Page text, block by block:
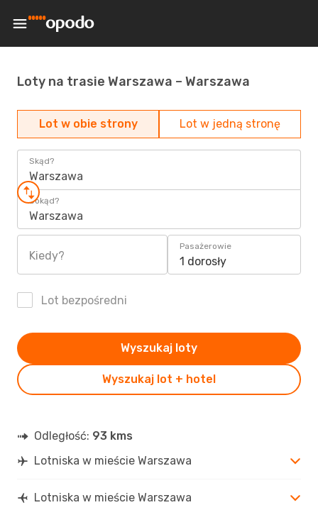
Loty na trasie Warszawa – Warszawa
Lot w obie strony Lot w jedną stronę
Skąd?
Warszawa
Dokąd?
Warszawa
Kiedy?
Pasażerowie
1 dorosły
Lot bezpośredni
Wyszukaj lot + hotel
Wyszukaj loty
Odległość: 93 kms
Lotniska w mieście Warszawa
Lotniska w mieście Warszawa